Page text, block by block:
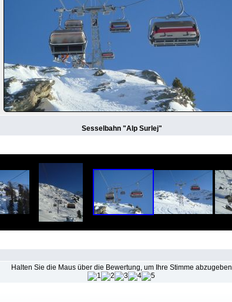
Sesselbahn "Alp Surlej"
Halten Sie die Maus über die Bewertung, um Ihre Stimme abzugeben